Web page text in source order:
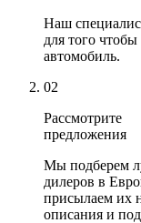
Наш
для того
автомобиль.
02
Рассмотрите
предложения
Мы подберем
дилеров в
присылаем их
описания и